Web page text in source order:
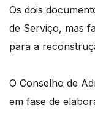
Os dois
de Serviço, mas
para a
O Conselho de
em fase de